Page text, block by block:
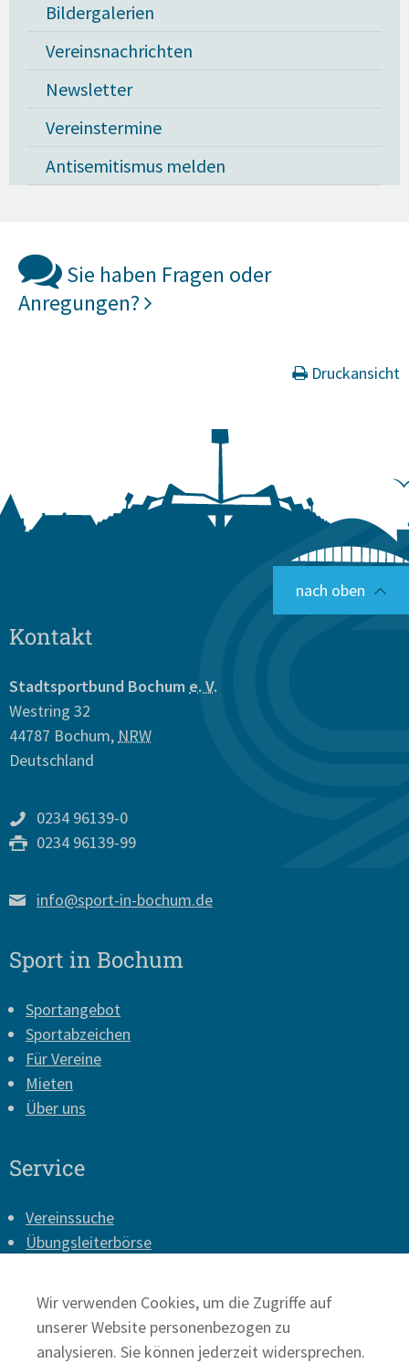
Bildergalerien
Vereinsnachrichten
Newsletter
Vereinstermine
Antisemitismus melden
Sie haben Fragen oder
Anregungen?
Druckansicht
nach oben
Kontakt
Stadtsportbund Bochum e. V.
Westring 32
44787 Bochum, NRW
Deutschland
0234 96139-0
0234 96139-99
info@sport-in-bochum.de
Sport in Bochum
Sportangebot
Sportabzeichen
Für Vereine
Mieten
Über uns
Service
Vereinssuche
Übungsleiterbörse
Presse
Datenschutz
Wir verwenden Cookies, um die Zugriffe auf
unserer Website personenbezogen zu
analysieren. Sie können jederzeit widersprechen.